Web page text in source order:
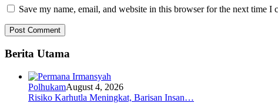
Save my name, email, and website in this browser for the next time I
Berita Utama
PolhukamAugust 4, 2026
Risiko Karhutla Meningkat, Barisan Insan…